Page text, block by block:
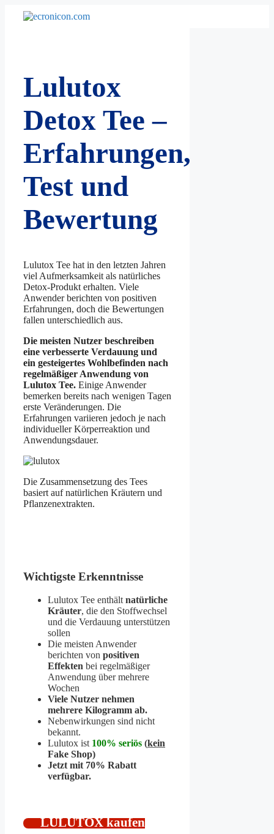
Inhalt
Lulutox
Detox Tee –
Erfahrungen,
Test und
Bewertung
Lulutox Tee hat in den letzten Jahren
viel Aufmerksamkeit als natürliches
Detox-Produkt erhalten. Viele
Anwender berichten von positiven
Erfahrungen, doch die Bewertungen
fallen unterschiedlich aus.
Die meisten Nutzer beschreiben
eine verbesserte Verdauung und
ein gesteigertes Wohlbefinden nach
regelmäßiger Anwendung von
Lulutox Tee. Einige Anwender
bemerken bereits nach wenigen Tagen
erste Veränderungen. Die
Erfahrungen variieren jedoch je nach
individueller Körperreaktion und
Anwendungsdauer.
Die Zusammensetzung des Tees
basiert auf natürlichen Kräutern und
Pflanzenextrakten.
Wichtigste Erkenntnisse
Lulutox Tee enthältnatürliche
Kräuter, die den Stoffwechsel
und die Verdauung unterstützen
sollen
Die meisten Anwender
berichten von positiven
Effekten bei regelmäßiger
Anwendung über mehrere
Wochen
Viele Nutzer nehmen
mehrere Kilogramm ab.
Nebenwirkungen sind nicht
bekannt.
Lulutox ist 100% seriös (kein
Fake Shop)
Jetzt mit 70% Rabatt
verfügbar.
LULUTOX kaufen